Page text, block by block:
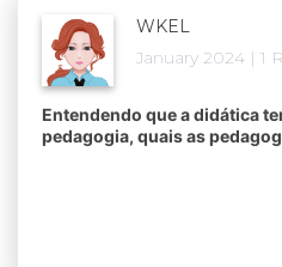
WKEL
January 2024 | 1
Entendendo que a didática
pedagogia, quais as